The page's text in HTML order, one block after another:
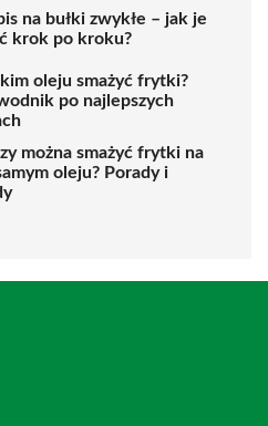
na bułki zwykłe – jak je
krok po kroku?
oleju smażyć frytki?
po najlepszych
można smażyć frytki na
oleju? Porady i